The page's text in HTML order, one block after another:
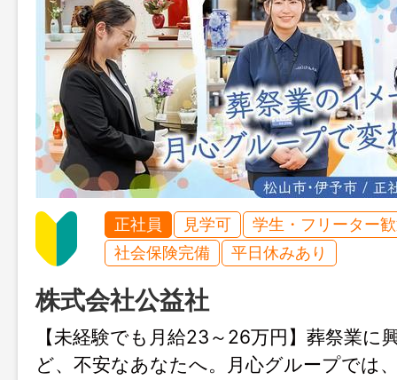
正社員 見学可
学生・フリーター
社会保険完備
平日休みあり
株式会社公益社
【未経験でも月給23～26万円】葬祭業に
ど、不安なあなたへ。月心グループでは